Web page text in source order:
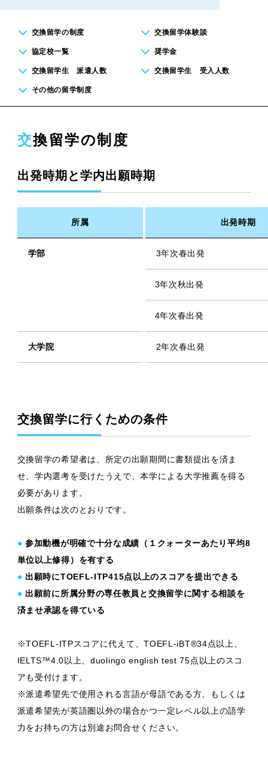
交換留学の制度 交換留学体験談
協定校一覧 奨学金
交換留学生 派遣人数 交換留学生 受入人数
その他の留学制度
交換留学の制度
出発時期と学内出願時期
所属 出発時期
学部 3年次春出発
3年次秋出発
4年次春出発
大学院 2年次春出発
交換留学に行くための条件
交換留学の希望者は、所定の出願期間に書類提出を済ま
せ、学内選考を受けたうえで、本学による大学推薦を得る
必要があります。
出願条件は次のとおりです。
● 参加動機が明確で十分な成績（１クォーターあたり平均8
単位以上修得）を有する
● 出願時にTOEFL-ITP415点以上のスコアを提出できる
● 出願前に所属分野の専任教員と交換留学に関する相談を
済ませ承認を得ている
※TOEFL-ITPスコアに代えて、TOEFL-iBT®34点以上、
IELTS™4.0以上、duolingo english test 75点以上のスコ
アも受付けます。
※派遣希望先で使用される言語が母語である方、もしくは
派遣希望先が英語圏以外の場合かつ一定レベル以上の語学
力をお持ちの方は別途お問合せください。